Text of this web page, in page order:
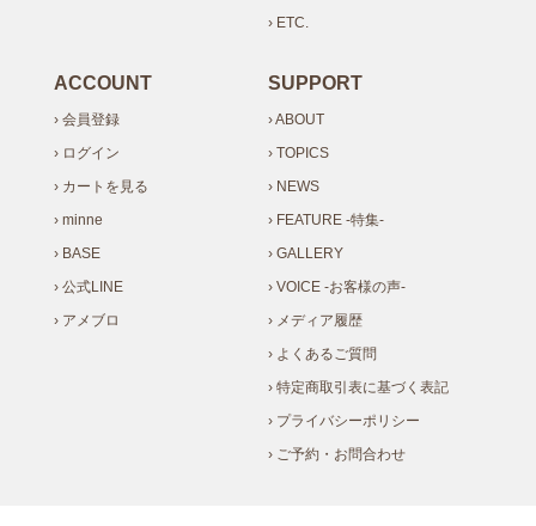
› ETC.
ACCOUNT
› 会員登録
› ログイン
› カートを見る
› minne
› BASE
› 公式LINE
› アメブロ
SUPPORT
› ABOUT
› TOPICS
› NEWS
› FEATURE -特集-
› GALLERY
› VOICE -お客様の声-
› メディア履歴
› よくあるご質問
› 特定商取引表に基づく表記
› プライバシーポリシー
› ご予約・お問合わせ